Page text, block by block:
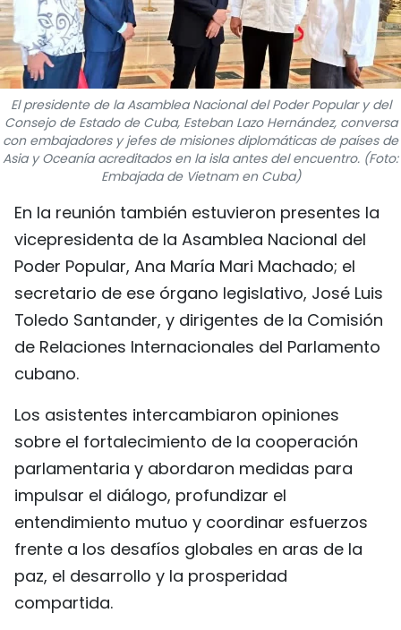
TIẾNG VIỆT
ENGLISH
中文
FRANÇAIS
РУССКИЙ
El presidente de la Asamblea Nacional del Poder Popular y del
Consejo de Estado de Cuba, Esteban Lazo Hernández, conversa
con embajadores y jefes de misiones diplomáticas de países de
Asia y Oceanía acreditados en la isla antes del encuentro. (Foto:
Embajada de Vietnam en Cuba)
En la reunión también estuvieron presentes la
vicepresidenta de la Asamblea Nacional del
Poder Popular, Ana María Mari Machado; el
secretario de ese órgano legislativo, José Luis
Toledo Santander, y dirigentes de la Comisión
de Relaciones Internacionales del Parlamento
cubano.
Los asistentes intercambiaron opiniones
sobre el fortalecimiento de la cooperación
parlamentaria y abordaron medidas para
impulsar el diálogo, profundizar el
entendimiento mutuo y coordinar esfuerzos
frente a los desafíos globales en aras de la
paz, el desarrollo y la prosperidad
compartida.